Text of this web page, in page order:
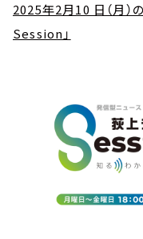
2025年2月10 日（月
Session」